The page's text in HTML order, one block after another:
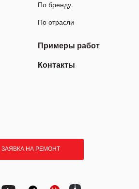
По бренду
По отрасли
Примеры работ
Контакты
ЗАЯВКА НА РЕМОНТ